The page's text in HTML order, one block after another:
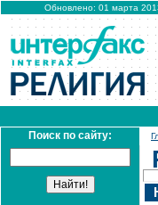
Обновлено: 01 марта
Поиск по сайту: